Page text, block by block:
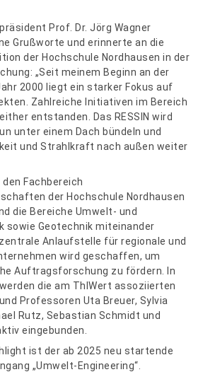
Prof. Dr. Jörg Wagner
Grußworte und erinnerte an die
der Hochschule Nordhausen in der
„Seit meinem Beginn an der
2000 liegt ein starker Fokus auf
Zahlreiche Initiativen im Bereich
entstanden. Das RESSIN wird
unter einem Dach bündeln und
und Strahlkraft nach außen weiter
den Fachbereich
der Hochschule Nordhausen
die Bereiche Umwelt- und
sowie Geotechnik miteinander
Anlaufstelle für regionale und
wird geschaffen, um
Auftragsforschung zu fördern. In
die am ThIWert assoziierten
Professoren Uta Breuer, Sylvia
Rutz, Sebastian Schmidt und
eingebunden.
ist der ab 2025 neu startende
„Umwelt-Engineering“.